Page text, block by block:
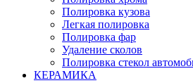
Полировка кузова
Легкая полировка
Полировка фар
Удаление сколов
Полировка стекол
КЕРАМИКА